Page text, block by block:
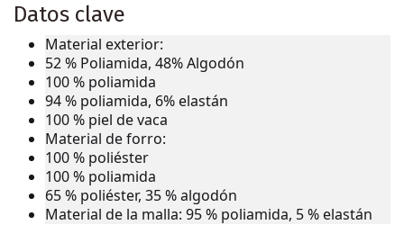
Datos clave
Material exterior:
52 % Poliamida, 48% Algodón
100 % poliamida
94 % poliamida, 6% elastán
100 % piel de vaca
Material de forro:
100 % poliéster
100 % poliamida
65 % poliéster, 35 % algodón
Material de la malla: 95 % poliamida, 5 % elastán